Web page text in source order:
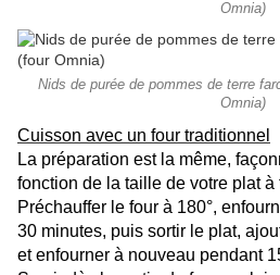
Omnia)
Nids de purée de pommes de terre
Omnia)
Cuisson avec un four traditionnel
La préparation est la même,
fonction de la taille de votre plat à
Préchauffer le four à 180°,
30 minutes, puis sortir le plat,
et enfourner à nouveau pendant